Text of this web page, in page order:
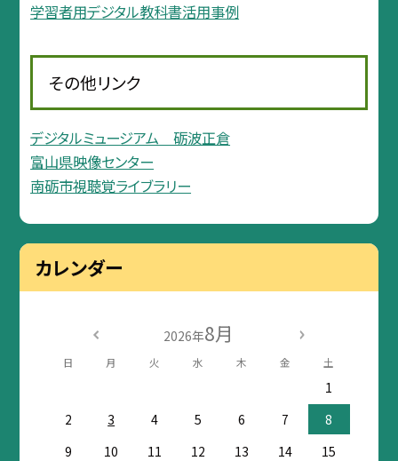
学習者用デジタル教科書活用事例
その他リンク
デジタルミュージアム 砺波正倉
富山県映像センター
南砺市視聴覚ライブラリー
カレンダー
2026年8月
日 月 火 水 木 金 土
1
2
3 4 5 6 7
8
9
10 11 12 13 14
15